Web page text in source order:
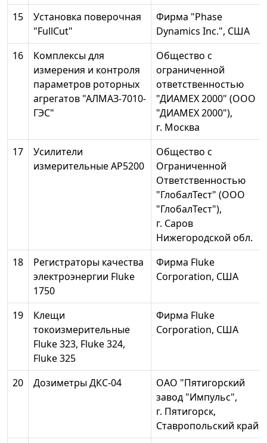
15
Установка поверочная
"FullCut"
Фирма "Phase
Dynamics Inc.", США
16
Комплексы для
измерения и контроля
параметров роторных
агрегатов "АЛМАЗ-7010-
ГЭС"
Общество с
ограниченной
ответственностью
"ДИАМЕХ 2000" (ООО
"ДИАМЕХ 2000"),
г. Москва
17
Усилители
измерительные АР5200
Общество с
Ограниченной
Ответственностью
"ГлобалТест" (ООО
"ГлобалТест"),
г. Саров
Нижегородской обл.
18
Регистраторы качества
электроэнергии Fluke
1750
Фирма Fluke
Corporation, США
19
Клещи
токоизмерительные
Fluke 323, Fluke 324,
Fluke 325
Фирма Fluke
Corporation, США
20 Дозиметры ДКС-04
ОАО "Пятигорский
завод "Импульс",
г. Пятигорск,
Ставропольский край